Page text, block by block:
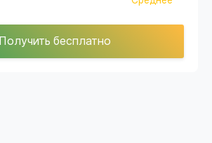
Получить бесплатно